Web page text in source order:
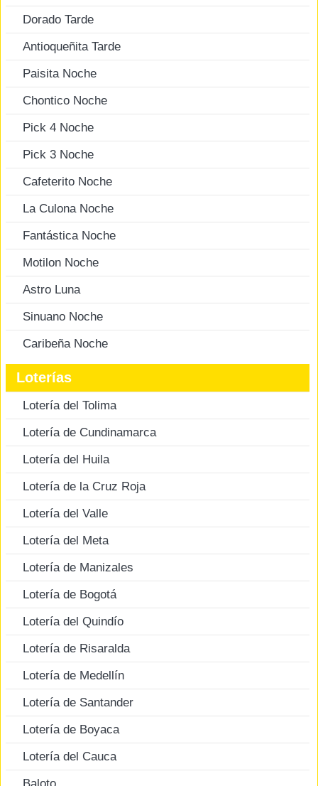
Dorado Tarde
Antioqueñita Tarde
Paisita Noche
Chontico Noche
Pick 4 Noche
Pick 3 Noche
Cafeterito Noche
La Culona Noche
Fantástica Noche
Motilon Noche
Astro Luna
Sinuano Noche
Caribeña Noche
Loterías
Lotería del Tolima
Lotería de Cundinamarca
Lotería del Huila
Lotería de la Cruz Roja
Lotería del Valle
Lotería del Meta
Lotería de Manizales
Lotería de Bogotá
Lotería del Quindío
Lotería de Risaralda
Lotería de Medellín
Lotería de Santander
Lotería de Boyaca
Lotería del Cauca